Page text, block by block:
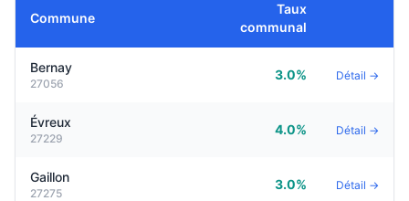
Commune
Taux
communal
Bernay
27056
3.0% Détail →
Évreux
27229
4.0% Détail →
Gaillon
27275
3.0% Détail →